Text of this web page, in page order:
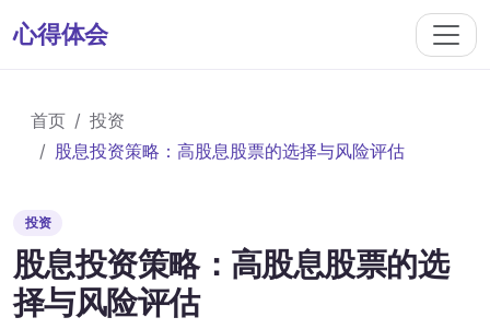
心得体会
首页
投资
股息投资策略：高股息股票的选择与风险评估
投资
股息投资策略：高股息股票的选
择与风险评估